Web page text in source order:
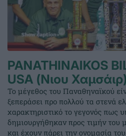
PANATHINAIKOS
USA (Νιου Χαμσάιρ)
Το μέγεθος του Παναθηναϊκού
ξεπεράσει προ πολλού τα στενά
χαρακτηριστικό το γεγονός πως
δημιουργήθηκαν προς τιμήν του
και έχουν πάρει την ονομασία